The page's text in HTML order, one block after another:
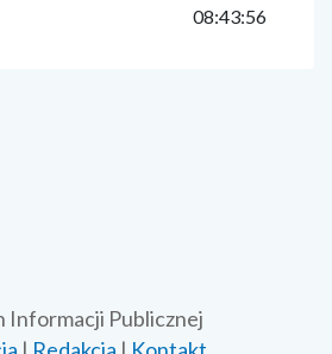
08:43:56
Informacji Publicznej